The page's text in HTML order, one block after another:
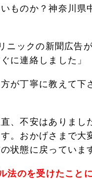
ものか？神奈川県
ニックの新聞広告
に連絡しました」
が丁寧に教えて下
、不安はありまし
。おかげさまで大
状態に戻っていま
法のを受けたこと